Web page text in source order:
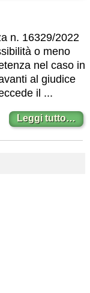
n. 16329/2022
o meno
nel caso in
al giudice
il ...
Leggi tutto…